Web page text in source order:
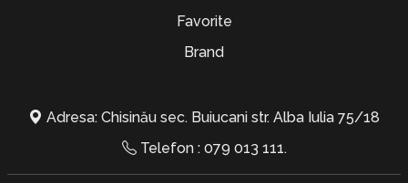
Favorite
Brand
Adresa: Chisinău sec. Buiucani str. Alba Iulia 75/18
Telefon : 079 013 111.